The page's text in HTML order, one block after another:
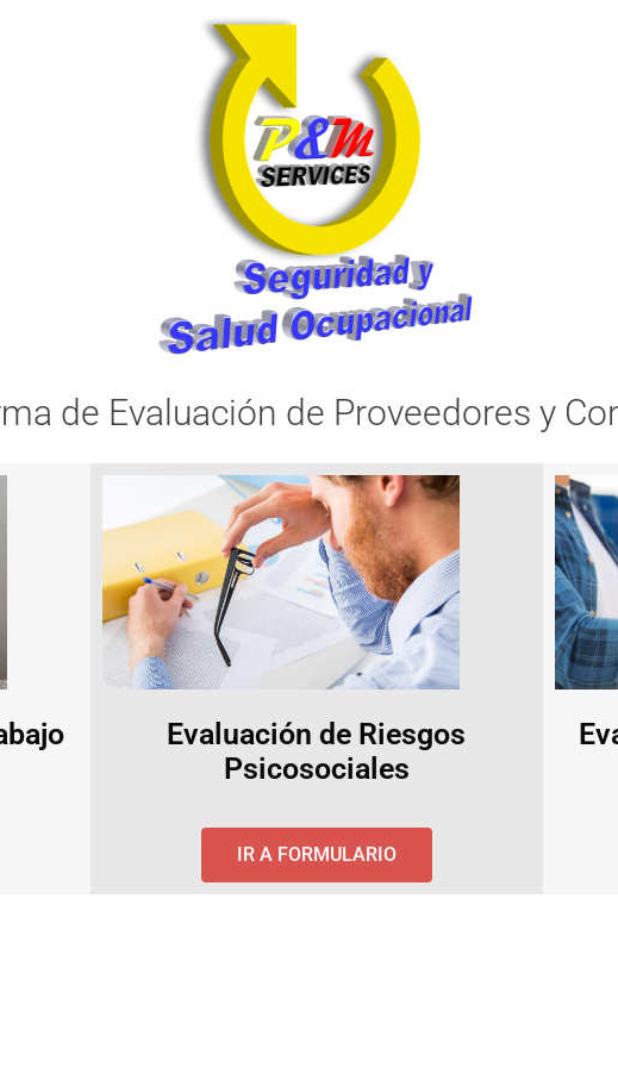
de Evaluación de Proveedores y
Evaluación de Riesgos
Psicosociales
IR A FORMULARIO